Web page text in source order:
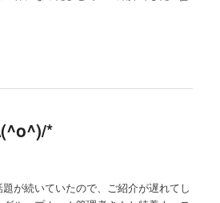
*
が続いていたので、ご紹介が遅れてし